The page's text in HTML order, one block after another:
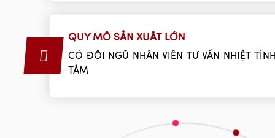
QUY MÔ SẢN XUẤT LỚN
CÓ ĐỘI NGŨ NHÂN VIÊN TƯ VẤN NHIỆT
TÂM